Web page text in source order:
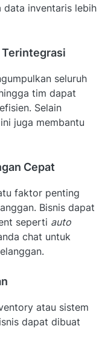
data inventaris lebih
Terintegrasi
seluruh
tim dapat
Selain
juga membantu
Cepat
faktor penting
Bisnis dapat
seperti auto
chat untuk
atau sistem
dapat dibuat